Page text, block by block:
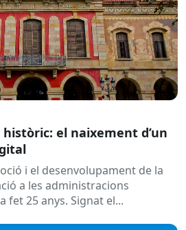
històric: el naixement d’un
i el desenvolupament de la
a les administracions
fet 25 anys. Signat el...